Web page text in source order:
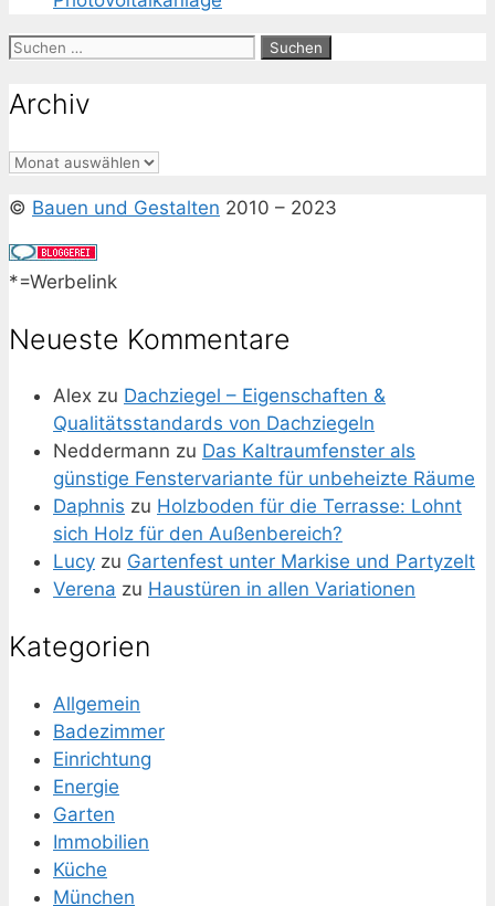
Suchen
Archiv
Archiv
© Bauen und Gestalten 2010 – 2023
*=Werbelink
Neueste Kommentare
Alex zu Dachziegel – Eigenschaften &
Qualitätsstandards von Dachziegeln
Neddermann zu Das Kaltraumfenster als
günstige Fenstervariante für unbeheizte Räume
Daphnis zu Holzboden für die Terrasse: Lohnt
sich Holz für den Außenbereich?
Lucy zu Gartenfest unter Markise und Partyzelt
Verena zu Haustüren in allen Variationen
Kategorien
Allgemein
Badezimmer
Einrichtung
Energie
Garten
Immobilien
Küche
München